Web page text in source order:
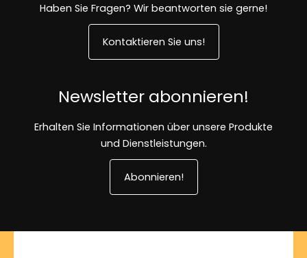
Haben Sie Fragen? Wir beantworten sie gerne!
Kontaktieren Sie uns!
Newsletter abonnieren!
Erhalten Sie Informationen über unsere Produkte
und Dienstleistungen.
Abonnieren!